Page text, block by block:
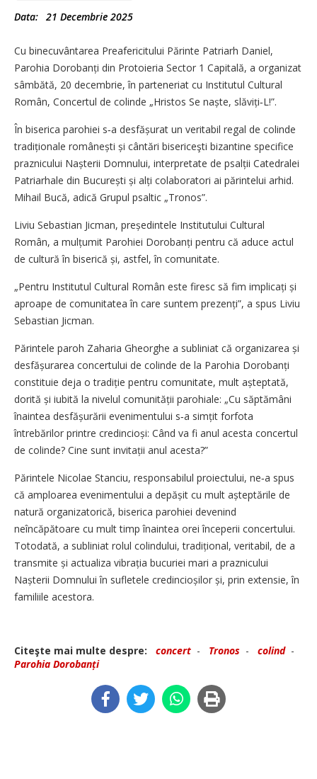
Data: 21 Decembrie 2025
Cu binecuvântarea Preafericitului Părinte Patriarh Daniel,
Parohia Dorobanți din Protoieria Sector 1 Capitală, a organizat
sâmbătă, 20 decembrie, în parteneriat cu Institutul Cultural
Român, Concertul de colinde „Hristos Se naște, slăviți‑L!”.
În biserica parohiei s‑a desfășurat un veritabil regal de colinde
tradiționale românești și cântări bisericeşti bizantine specifice
praznicului Nașterii Domnului, interpretate de psalții Catedralei
Patriarhale din București și alți colaboratori ai părintelui arhid.
Mihail Bucă, adică Grupul psaltic „Tronos”.
Liviu Sebastian Jicman, președintele Institutului Cultural
Român, a mulțumit Parohiei Dorobanți pentru că aduce actul
de cultură în biserică și, astfel, în comunitate.
„Pentru Institutul Cultural Român este firesc să fim implicați și
aproape de comunitatea în care suntem prezenți”, a spus Liviu
Sebastian Jicman.
Părintele paroh Zaharia Gheorghe a subliniat că organizarea și
desfășurarea concertului de colinde de la Parohia Dorobanți
constituie deja o tradiție pentru comunitate, mult așteptată,
dorită și iubită la nivelul comunității parohiale: „Cu săptămâni
înaintea desfășurării evenimentului s‑a simțit forfota
întrebărilor printre credincioși: Când va fi anul acesta concertul
de colinde? Cine sunt invitații anul acesta?”
Părintele Nicolae Stanciu, responsabilul proiectului, ne‑a spus
că amploarea evenimentului a depășit cu mult așteptările de
natură organizatorică, biserica parohiei devenind
neîncăpătoare cu mult timp înaintea orei începerii concertului.
Totodată, a subliniat rolul colindului, tradițional, veritabil, de a
transmite și actualiza vibrația bucuriei mari a praznicului
Nașterii Domnului în sufletele credincioșilor și, prin extensie, în
familiile acestora.
Citeşte mai multe despre: concert - Tronos - colind-
Parohia Dorobanți